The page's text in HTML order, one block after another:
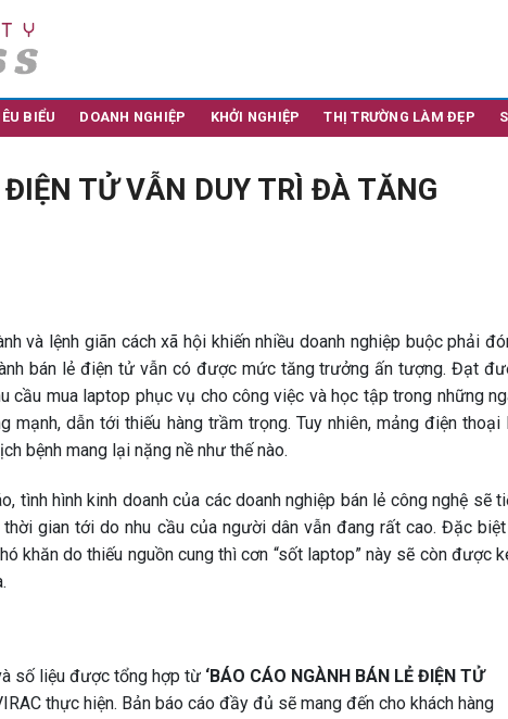
BIỂU DOANH NGHIỆP KHỞI NGHIỆP THỊ TRƯỜNG LÀM ĐẸP
TỬ VẪN DUY TRÌ ĐÀ TĂNG
và lệnh giãn cách xã hội khiến nhiều doanh nghiệp buộc phải
bán lẻ điện tử vẫn có được mức tăng trưởng ấn tượng. Đạt
cầu mua laptop phục vụ cho công việc và học tập trong những
mạnh, dẫn tới thiếu hàng trầm trọng. Tuy nhiên, mảng điện thoại
bệnh mang lại nặng nề như thế nào.
tình hình kinh doanh của các doanh nghiệp bán lẻ công nghệ sẽ
gian tới do nhu cầu của người dân vẫn đang rất cao. Đặc
khăn do thiếu nguồn cung thì cơn “sốt laptop” này sẽ còn được
số liệu được tổng hợp từ ‘BÁO CÁO NGÀNH BÁN LẺ ĐIỆN TỬ
thực hiện. Bản báo cáo đầy đủ sẽ mang đến cho khách hàng